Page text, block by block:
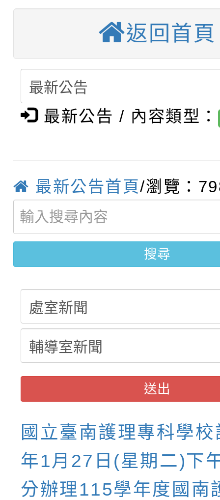
計畫」1 份，請踴躍報
權責核予出席人員公(
【甄選結果(第3招)】
學年度第1學期第9次
結果(第3招)
桃園市家庭教育中心
程資訊」、「暑期親子
「祖孫樂淘桃」、「愛
絕-親子共學同樂會」
報，惠請貴機關(學校)
宣導。
「校園短影音徵選活動
員」簡章及活動海報，
踴躍報名參加
115學年度新生訓練注
115學年度新生補報到
結果(第10招)
學年度第1學期第9次代
結果(第2招)
轉知：本市公務人員協
9月16日本府B2大禮堂
1次會員大會暨第7屆
函轉運動部全民運動署
推動社區運動俱樂部營
權責核予出席人員公(
桃園區第七屆教育盃羽
返回首頁
最新公告 / 內容類型：
最新公告首頁/瀏覽：
搜尋
送出
國立臺南護理專科學
年1月27日(星期二)下
分辦理115學年度國南